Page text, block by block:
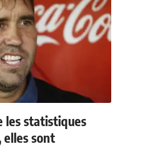
les statistiques
sont